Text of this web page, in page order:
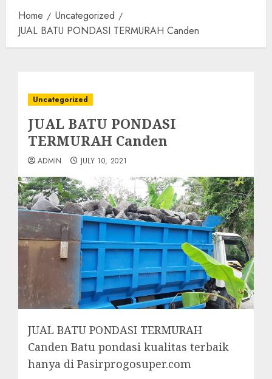
Home
Uncategorized
JUAL BATU PONDASI TERMURAH Canden
Uncategorized
JUAL BATU PONDASI
TERMURAH Canden
ADMIN JULY 10, 2021
JUAL BATU PONDASI TERMURAH
Canden Batu pondasi kualitas terbaik
hanya di Pasirprogosuper.com